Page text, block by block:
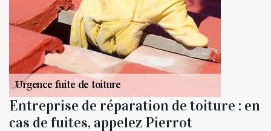
Entreprise de réparation de toiture : en
cas de fuites, appelez Pierrot